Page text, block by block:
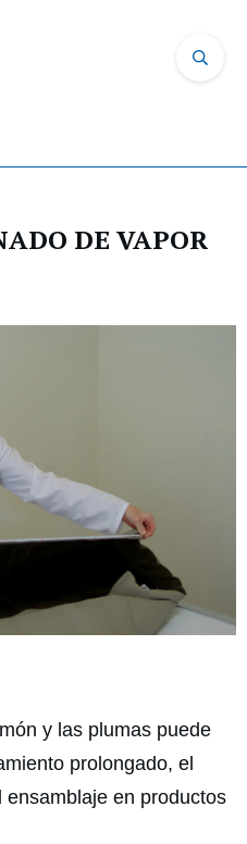
DE VAPOR
y las plumas puede
prolongado, el
en productos